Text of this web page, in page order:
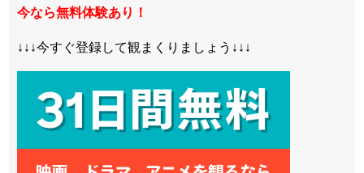
今なら無料体験あり！
↓↓↓今すぐ登録して観まくりましょう↓↓↓